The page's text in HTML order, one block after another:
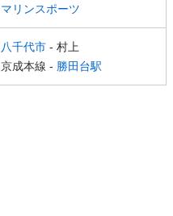
マリンスポーツ
八千代市 - 村上
京成本線 - 勝田台駅